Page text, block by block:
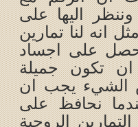
وننظر اليها على
انه لنا تمارين
على اجساد
تكون جميلة
الشيء يجب ان
نحافظ على
الروحية